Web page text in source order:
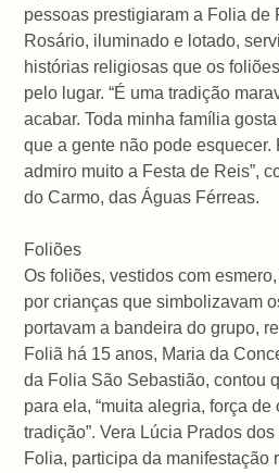
pessoas prestigiaram a Folia de
Rosário, iluminado e lotado,
histórias religiosas que os
pelo lugar. “É uma tradição
acabar. Toda minha família
que a gente não pode
admiro muito a Festa de Reis”,
do Carmo, das Águas Férreas.
Foliões
Os foliões, vestidos com
por crianças que simbolizavam
portavam a bandeira do grupo,
Foliã há 15 anos, Maria da
da Folia São Sebastião, contou
para ela, “muita alegria, força
tradição”. Vera Lúcia Prados
Folia, participa da manifestação